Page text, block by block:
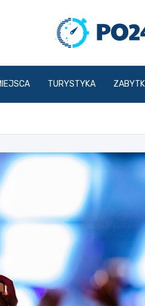
TURYSTYKA ZABYTKI